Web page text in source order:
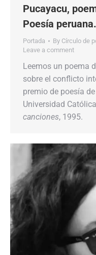
Pucayacu,
Poesía peruana.
Portada By Círculo de
Leave a comment
Leemos un poema
sobre el conflicto
premio de poesía
Universidad
canciones, 1995.